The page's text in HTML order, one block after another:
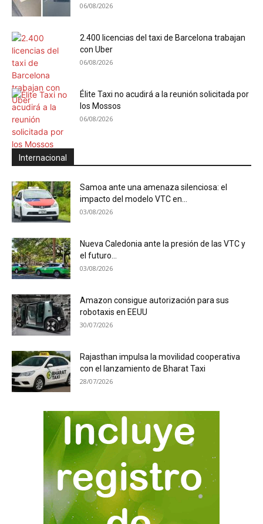
06/08/2026
2.400 licencias del taxi de Barcelona trabajan
con Uber
06/08/2026
Élite Taxi no acudirá a la reunión solicitada por
los Mossos
06/08/2026
Internacional
Samoa ante una amenaza silenciosa: el
impacto del modelo VTC en...
03/08/2026
Nueva Caledonia ante la presión de las VTC y
el futuro...
03/08/2026
Amazon consigue autorización para sus
robotaxis en EEUU
30/07/2026
Rajasthan impulsa la movilidad cooperativa
con el lanzamiento de Bharat Taxi
28/07/2026